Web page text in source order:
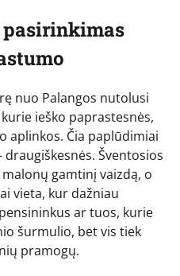
nuo Palangos nutolusi
ieško paprastesnės,
aplinkos. Čia paplūdimiai
Šventosios
gamtinį vaizdą, o
vieta, kur dažniau
ar tuos, kurie
šurmulio, bet vis tiek
pramogų.